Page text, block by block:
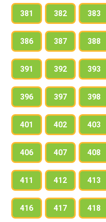
381 382 383
386 387 388
391 392 393
396 397 398
401 402 403
406 407 408
411 412 413
416 417 418